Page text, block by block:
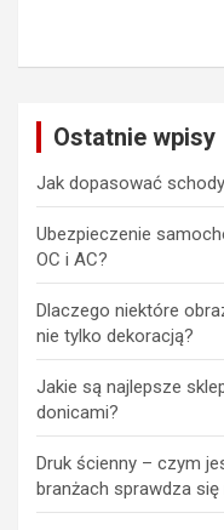
Ostatnie wpisy
Jak dopasować
Ubezpieczenie
OC i AC?
Dlaczego niektóre
nie tylko dekoracją?
Jakie są najlepsze
donicami?
Druk ścienny – czym
branżach sprawdza się